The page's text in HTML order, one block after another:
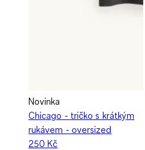
Novinka
Chicago - tričko s krátkým
rukávem - oversized
250 Kč